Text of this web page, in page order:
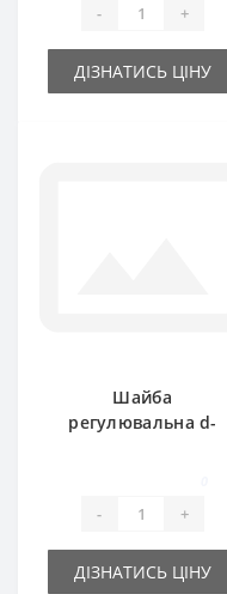
- +
ДІЗНАТИСЬ ЦІНУ
Шайба
регулювальна d-
- +
ДІЗНАТИСЬ ЦІНУ